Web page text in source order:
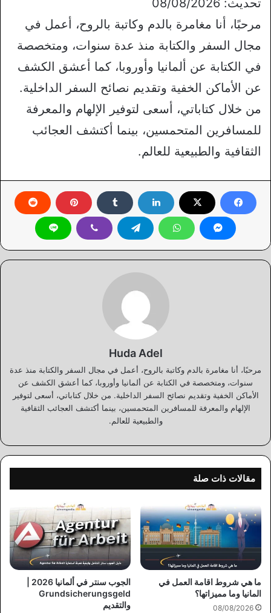
تحديث: 08/08/2026
مرحبًا، أنا مغامرة بالدم وكاتبة بالروح، أعمل في
مجال السفر والكتابة منذ عدة سنوات، ومتخصصة
في الكتابة عن ألمانيا وأوروبا، كما أعشق الكشف
عن الأماكن الخفية وتقديم نصائح السفر الداخلية.
من خلال كتاباتي، أسعى لتوفير الإلهام والمعرفة
للمسافرين المتحمسين، بينما أكتشف العجائب
الثقافية والطبيعية للعالم.
Huda Adel
مرحبًا، أنا مغامرة بالدم وكاتبة بالروح، أعمل في مجال السفر والكتابة منذ عدة
سنوات، ومتخصصة في الكتابة عن ألمانيا وأوروبا، كما أعشق الكشف عن
الأماكن الخفية وتقديم نصائح السفر الداخلية. من خلال كتاباتي، أسعى لتوفير
الإلهام والمعرفة للمسافرين المتحمسين، بينما أكتشف العجائب الثقافية
والطبيعية للعالم.
مقالات ذات صلة
ما هي شروط اقامة العمل في
المانيا وما مميزاتها؟
08/08/2026
Grundsicherungsgeld
والتقديم